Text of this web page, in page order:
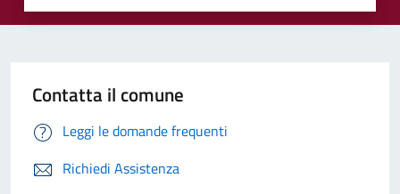
Contatta il comune
Leggi le domande frequenti
Richiedi Assistenza